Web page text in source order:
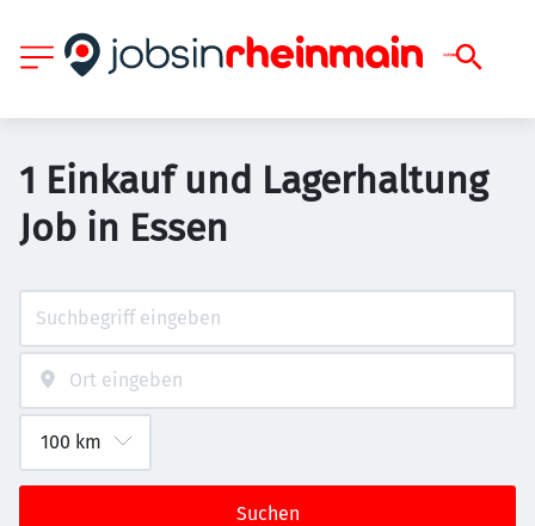
1 Einkauf und Lagerhaltung
Job in Essen
Suchen